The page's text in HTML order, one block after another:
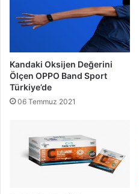
Kandaki Oksijen Değerini
Ölçen OPPO Band Sport
Türkiye’de
06 Temmuz 2021